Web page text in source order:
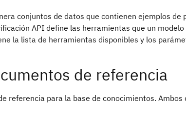
conjuntos de datos que contienen ejemplos de
API define las herramientas que un
la lista de herramientas disponibles y los
de referencia
referencia para la base de conocimientos. Ambos